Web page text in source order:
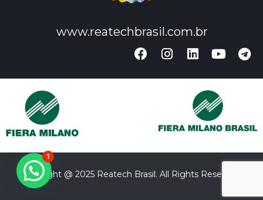
www.reatechbrasil.com.br
Copyright @ 2025 Reatech Brasil. All Rights Reserved.
1